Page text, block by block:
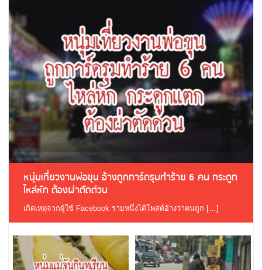
หนุ่มเที่ยวงานพ่อขุน อ้างถูกการ์ดรุมทำร้าย 6 คน กระดูก
ไหล่หัก ต้องผ่าตัดด่วน
เกิดเหตุจากผู้ใช้ Facebook รายหนึ่งได้โพสต์อ้างว่าตนถูก […]